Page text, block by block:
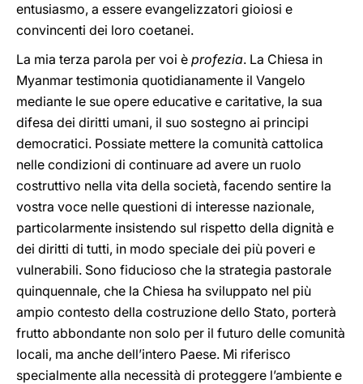
entusiasmo, a essere evangelizzatori gioiosi e
convincenti dei loro coetanei.
La mia terza parola per voi è profezia. La Chiesa in
Myanmar testimonia quotidianamente il Vangelo
mediante le sue opere educative e caritative, la sua
difesa dei diritti umani, il suo sostegno ai principi
democratici. Possiate mettere la comunità cattolica
nelle condizioni di continuare ad avere un ruolo
costruttivo nella vita della società, facendo sentire la
vostra voce nelle questioni di interesse nazionale,
particolarmente insistendo sul rispetto della dignità e
dei diritti di tutti, in modo speciale dei più poveri e
vulnerabili. Sono fiducioso che la strategia pastorale
quinquennale, che la Chiesa ha sviluppato nel più
ampio contesto della costruzione dello Stato, porterà
frutto abbondante non solo per il futuro delle comunità
locali, ma anche dell’intero Paese. Mi riferisco
specialmente alla necessità di proteggere l’ambiente e